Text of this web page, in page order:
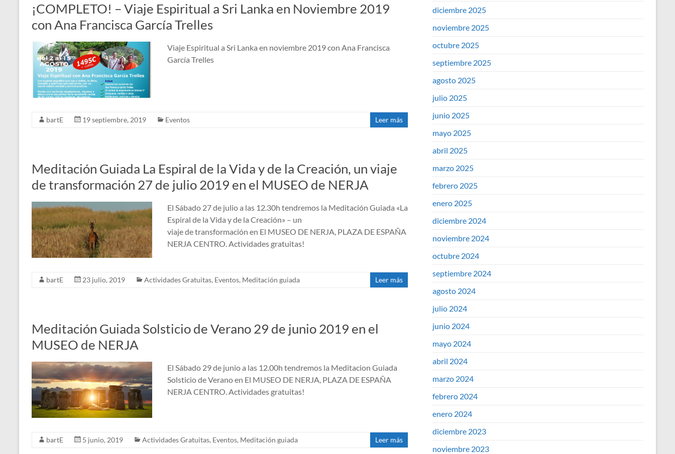
¡COMPLETO! – Viaje Espiritual a Sri Lanka en Noviembre 2019
con Ana Francisca García Trelles
Viaje Espiritual a Sri Lanka en noviembre 2019 con Ana Francisca
García Trelles
bartE 19 septiembre, 2019 Eventos Leer más
Meditación Guiada La Espiral de la Vida y de la Creación, un viaje
de transformación 27 de julio 2019 en el MUSEO de NERJA
El Sábado 27 de julio a las 12.30h tendremos la Meditación Guiada «La
Espiral de la Vida y de la Creación» – un
viaje de transformación en El MUSEO DE NERJA, PLAZA DE ESPAÑA
NERJA CENTRO. Actividades gratuitas!
bartE 23 julio, 2019 Actividades Gratuitas, Eventos, Meditación guiada Leer más
Meditación Guiada Solsticio de Verano 29 de junio 2019 en el
MUSEO de NERJA
El Sábado 29 de junio a las 12.00h tendremos la Meditacion Guiada
Solsticio de Verano en El MUSEO DE NERJA, PLAZA DE ESPAÑA
NERJA CENTRO. Actividades gratuitas!
bartE 5 junio, 2019 Actividades Gratuitas, Eventos, Meditación guiada Leer más
diciembre 2025
noviembre 2025
octubre 2025
septiembre 2025
agosto 2025
julio 2025
junio 2025
mayo 2025
abril 2025
marzo 2025
febrero 2025
enero 2025
diciembre 2024
noviembre 2024
octubre 2024
septiembre 2024
agosto 2024
julio 2024
junio 2024
mayo 2024
abril 2024
marzo 2024
febrero 2024
enero 2024
diciembre 2023
noviembre 2023